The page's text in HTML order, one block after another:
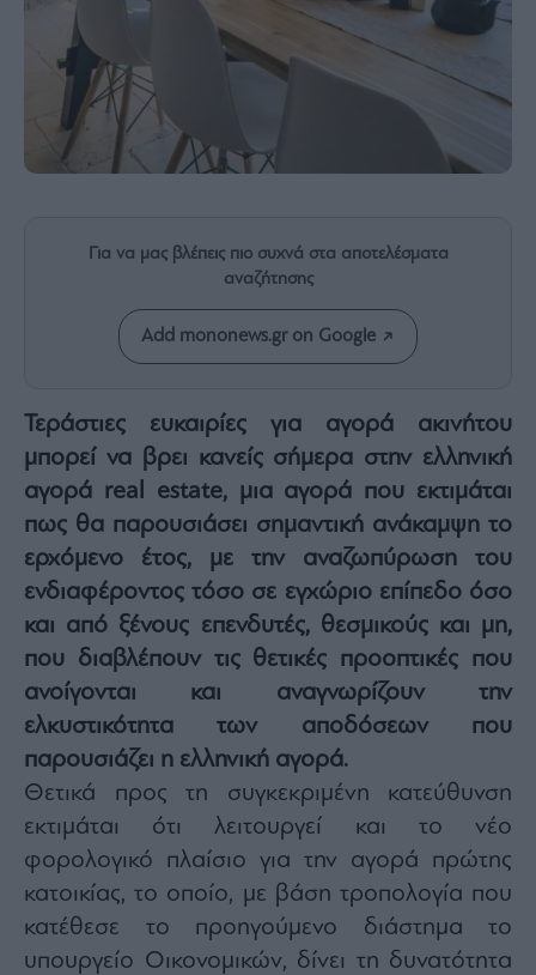
Rumors
Today
Mononews2030
Άρθρα
Συνεντεύξεις
Auto
Life
&
Style
Υγεία
Architecture
&
Design
Fashion
&
Art
Watches
Yachts
Table
Two
Μετοχές
Για να μας βλέπεις πιο συχνά στα αποτελέσματα
αναζήτησης
Add mononews.gr on Google
Τεράστιες ευκαιρίες για αγορά ακινήτου
μπορεί να βρει κανείς σήμερα στην ελληνική
αγορά real estate, μια αγορά που εκτιμάται
πως θα παρουσιάσει σημαντική ανάκαμψη το
ερχόμενο έτος, με την αναζωπύρωση του
ενδιαφέροντος τόσο σε εγχώριο επίπεδο όσο
και από ξένους επενδυτές, θεσμικούς και μη,
που διαβλέπουν τις θετικές προοπτικές που
ανοίγονται και αναγνωρίζουν την
ελκυστικότητα των αποδόσεων που
παρουσιάζει η ελληνική αγορά.
Θετικά προς τη συγκεκριμένη κατεύθυνση
εκτιμάται ότι λειτουργεί και το νέο
φορολογικό πλαίσιο για την αγορά πρώτης
κατοικίας, το οποίο, με βάση τροπολογία που
κατέθεσε το προηγούμενο διάστημα το
υπουργείο Οικονομικών, δίνει τη δυνατότητα